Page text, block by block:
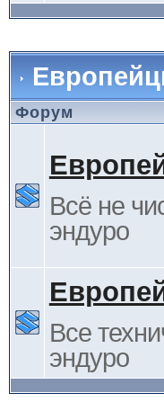
Форум
Всё не
эндуро
Все
эндуро